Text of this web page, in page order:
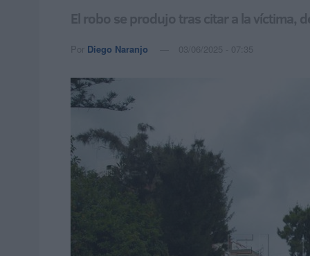
El robo se produjo tras citar a la víctima,
Por Diego Naranjo 03/06/2025 - 07:35